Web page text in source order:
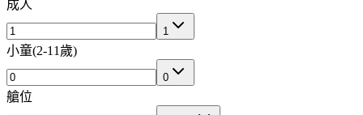
成人
1
小童(2-11歲)
0
艙位